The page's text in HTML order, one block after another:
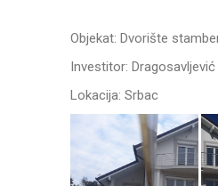
Objekat: Dvorište
Investitor: Dragosavljević
Lokacija: Srbac